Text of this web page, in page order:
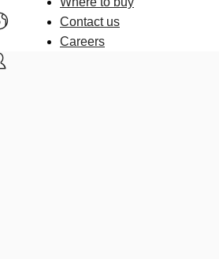
Contact us
Careers